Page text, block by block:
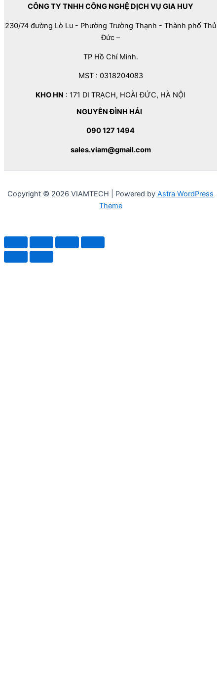
CÔNG TY TNHH CÔNG NGHỆ DỊCH VỤ GIA HUY
230/74 đường Lò Lu - Phường Trường Thạnh - Thành phố Thủ
Đức –
TP Hồ Chí Minh.
MST : 0318204083
KHO HN : 171 DI TRẠCH, HOÀI ĐỨC, HÀ NỘI
NGUYỄN ĐÌNH HẢI
090 127 1494
sales.viam@gmail.com
Copyright © 2026 VIAMTECH | Powered by Astra WordPress
Theme